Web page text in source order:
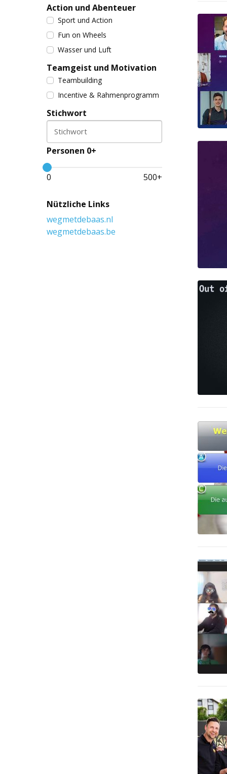
Action und Abenteuer
Sport und Action
Fun on Wheels
Wasser und Luft
Teamgeist und Motivation
Teambuilding
Incentive & Rahmenprogramm
Stichwort
Stichwort
Personen 0+
0 500+
Nützliche Links
wegmetdebaas.nl
wegmetdebaas.be